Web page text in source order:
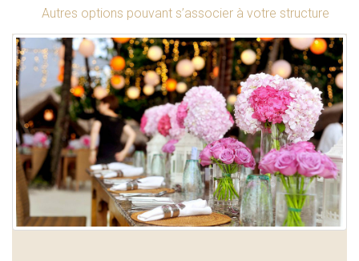
Autres options pouvant s’associer à votre structure